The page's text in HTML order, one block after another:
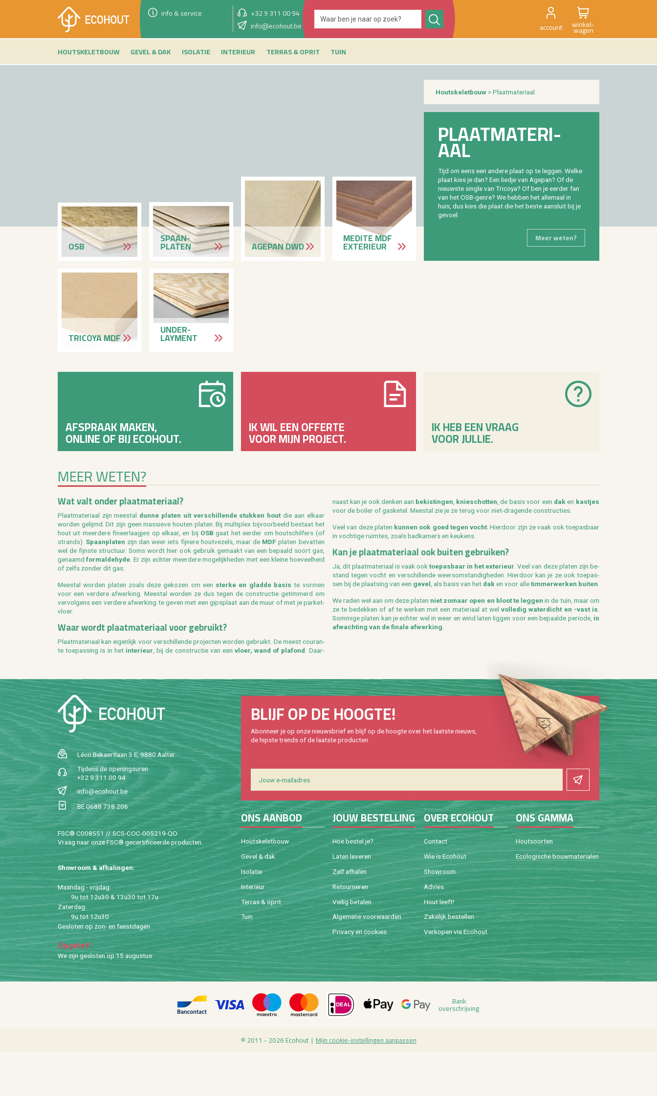
info & service +32 9 311 00 94
showroom overmorgen
info@ecohout.be
9u - 12u30 & 13u30 - 17u account winkel-
wagen
HOUTSKELETBOUW
GEVEL & DAK ISOLATIE INTERIEUR TERRAS & OPRIT TUIN
Houtske­let­bouw > Plaat­ma­te­ri­aal
PLAAT­MA­TE­RI­
AAL
Tijd om eens een an­de­re plaat op te leg­gen. Welke
plaat kies je dan? Een lied­je van Age­pan? Of de
nieuw­ste sin­gle van Tri­coya? Of ben je eer­der fan
van het OSB-genre? We heb­ben het al­le­maal in
huis, dus kies die plaat die het beste aan­sluit bij je
ge­voel.
Meer weten?
OSB
SPAAN­
PLATEN AGE­PAN DWD
ME­DI­TE MDF
EX­TE­RI­EUR
TRI­COYA MDF
UNDER­
LAYMENT
AFSPRAAK MAKEN,
ONLINE OF BIJ ECOHOUT.
IK WIL EEN OFFERTE
VOOR MIJN PROJECT.
IK HEB EEN VRAAG
VOOR JULLIE.
MEER WETEN?
Wat valt onder plaat­ma­te­ri­aal?
Plaat­ma­te­ri­aal zijn mee­st­al dunne pla­ten uit ver­schil­len­de stuk­ken hout die aan el­kaar
wor­den ge­lijmd. Dit zijn geen mas­sie­ve hou­ten pla­ten. Bij mul­ti­plex bij­voor­beeld be­staat het
hout uit meer­de­re fi­neer­laag­jes op el­kaar, en bij OSB gaat het eer­der om hout­schil­fers (of
strands). Spaan­pla­ten zijn dan weer iets fij­ne­re hout­ve­zels, maar de MDF pla­ten be­vat­ten
wel de fijnste struc­tuur. Soms wordt hier ook ge­bruik ge­maakt van een be­paald soort gas,
ge­naamd for­mal­de­hy­de . Er zijn ech­ter meer­de­re mo­ge­lijk­he­den met een klei­ne hoe­veel­heid
of zelfs zon­der dit gas.
Mee­st­al wor­den pla­ten zoals deze ge­ko­zen om een ster­ke en glad­de basis te vor­men
voor een ver­de­re af­wer­king. Mee­st­al wor­den ze dus tegen de con­struc­tie ge­tim­merd om
ver­vol­gens een ver­de­re af­wer­king te geven met een gips­plaat aan de muur of met je par­ket­
vloer.
Waar wordt plaat­ma­te­ri­aal voor ge­bruikt?
Plaat­ma­te­ri­aal kan ei­gen­lijk voor ver­schil­len­de pro­jec­ten wor­den ge­bruikt. De meest cou­ran­
te toe­pas­sing is in het in­te­ri­eur , bij de con­struc­tie van een vloer, wand of pla­fond . Daar­
naast kan je ook den­ken aan be­kis­tin­gen, knie­schot­ten, de basis voor een daken kast­jes
voor de boi­ler of gas­ke­tel. Mee­st­al zie je ze terug voor niet-dra­gen­de con­struc­ties.
Veel van deze pla­ten kun­nen ook goed tegen vocht. Hier­door zijn ze vaak ook toe­pas­baar
in voch­ti­ge ruim­tes, zoals bad­ka­mers en keu­kens.
Kan je plaat­ma­te­ri­aal ook bui­ten ge­brui­ken?
Ja, dit plaat­ma­te­ri­aal is vaak ook toe­pas­baar in het ex­te­ri­eur . Veel van deze pla­ten zijn be­
stand tegen vocht en ver­schil­len­de weers­om­stan­dig­he­den. Hier­door kan je ze ook toe­pas­
sen bij de plaat­sing van een gevel , als basis van het dak en voor alletim­mer­wer­ken bui­ten
We raden wel aan om deze pla­ten niet zo­maar open en bloot te leg­gen in de tuin, maar om
ze te be­dek­ken of af te wer­ken met een ma­te­ri­aal at wel vol­le­dig wa­ter­dicht en -vast is
Som­mi­ge pla­ten kan je ech­ter wel in weer en wind laten lig­gen voor een be­paal­de pe­ri­o­de, in
af­wach­ting van de fi­na­le af­wer­king.
Léon Be­kaert­laan 3 E, 9880 Aal­ter
Tij­dens de ope­nings­uren
+32 9 311 00 94
info@​ecohout.​be
BE 0688 738 206
FSC® C008551 // SCS-COC-005219-QO
Vraag naar onze FSC® ge­cer­ti­fi­ceer­de pro­duc­ten.
Show­room & af­ha­lin­gen:
Maan­dag - vrij­dag:
9u tot 12u30 & 13u30 tot 17u
Za­ter­dag:
9u tot 12u30
Ge­slo­ten op zon- en feest­da­gen
Op­ge­let!
We zijn ge­slo­ten op 15 au­gus­tus.
BLIJF OP DE HOOG­TE!
Abon­neer je op onze nieuws­brief en blijf op de hoog­te over het laat­ste nieuws,
de hip­s­te trends of de laat­ste pro­duc­ten.
ONS AAN­BOD
Houtske­let­bouw
Gevel & dak
Iso­la­tie
In­te­ri­eur
Ter­ras & oprit
Tuin
JOUW BE­STEL­LING
Hoe be­stel je?
Laten le­ve­ren
Zelf af­ha­len
Re­tour­ne­ren
Vei­lig be­ta­len
Al­ge­me­ne voor­waar­den
Pri­va­cy en coo­kies
OVER ECO­HOUT
Con­tact
Wie is Eco­hout
Show­room
Ad­vies
Hout leeft!
Za­ke­lijk be­stel­len
Ver­ko­pen via Eco­hout
ONS GAMMA
Hout­soor­ten
Eco­lo­gi­sche bouw­ma­te­ri­a­len
Bank
over­schrij­ving
© 2011 - 2026 Eco­hout |Mijn coo­kie-in­stel­lin­gen aan­pas­sen